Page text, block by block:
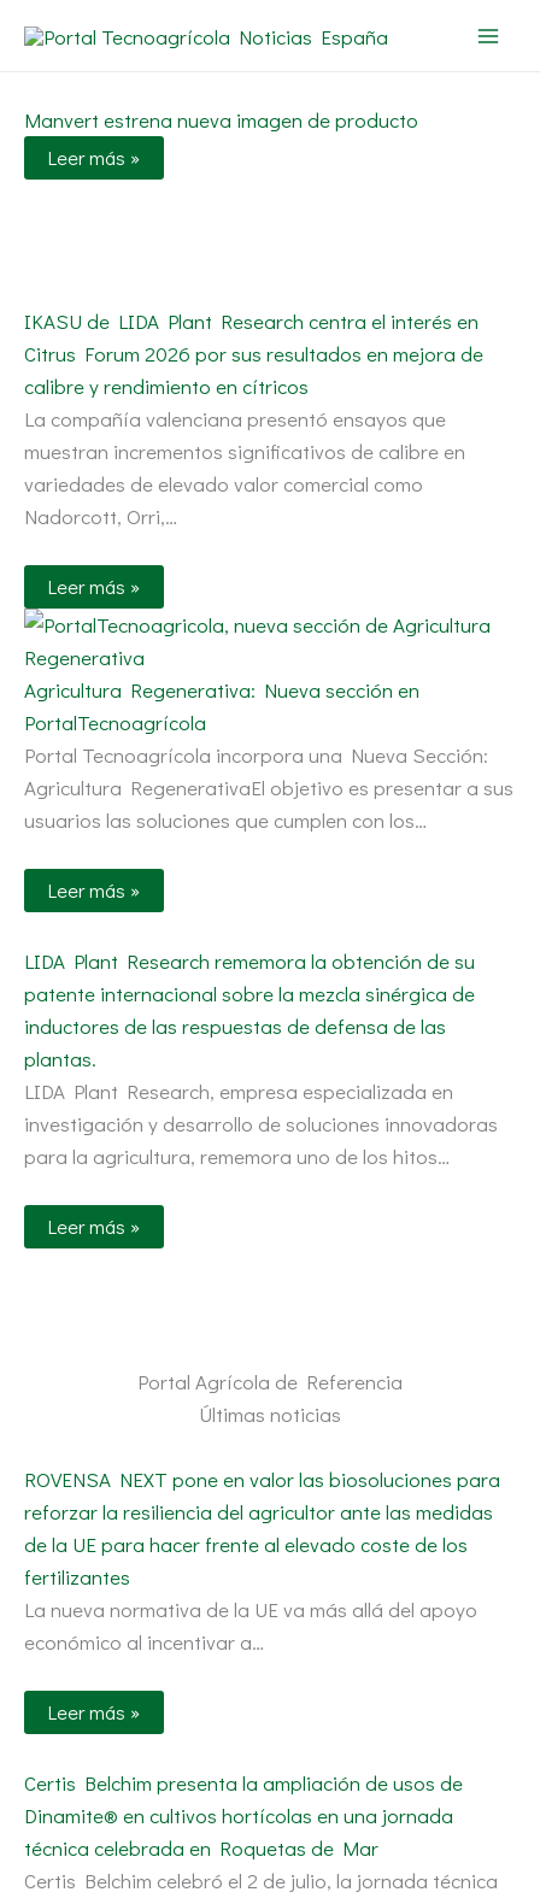
Manvert estrena nueva imagen de producto
Leer más »
IKASU de LIDA Plant Research centra el interés en
Citrus Forum 2026 por sus resultados en mejora de
calibre y rendimiento en cítricos
La compañía valenciana presentó ensayos que
muestran incrementos significativos de calibre en
variedades de elevado valor comercial como
Nadorcott, Orri,…
Leer más »
Agricultura Regenerativa: Nueva sección en
PortalTecnoagrícola
Portal Tecnoagrícola incorpora una Nueva Sección:
Agricultura RegenerativaEl objetivo es presentar a sus
usuarios las soluciones que cumplen con los…
Leer más »
LIDA Plant Research rememora la obtención de su
patente internacional sobre la mezcla sinérgica de
inductores de las respuestas de defensa de las
plantas.
LIDA Plant Research, empresa especializada en
investigación y desarrollo de soluciones innovadoras
para la agricultura, rememora uno de los hitos…
Leer más »
Portal Agrícola de Referencia
Últimas noticias
ROVENSA NEXT pone en valor las biosoluciones para
reforzar la resiliencia del agricultor ante las medidas
de la UE para hacer frente al elevado coste de los
fertilizantes
La nueva normativa de la UE va más allá del apoyo
económico al incentivar a…
Leer más »
Certis Belchim presenta la ampliación de usos de
Dinamite® en cultivos hortícolas en una jornada
técnica celebrada en Roquetas de Mar
Certis Belchim celebró el 2 de julio, la jornada técnica